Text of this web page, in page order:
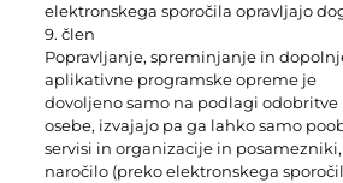
elektronskega sporočila opravljajo
9. člen
Popravljanje, spreminjanje in
aplikativne programske opreme je
dovoljeno samo na podlagi odobritve
osebe, izvajajo pa ga lahko samo
servisi in organizacije in
naročilo (preko elektronskega